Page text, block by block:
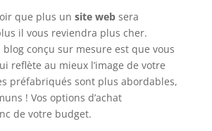
que plus un site websera
il vous reviendra plus cher.
blog conçu sur mesure est que vous
reflète au mieux l’image de votre
préfabriqués sont plus abordables,
! Vos options d’achat
de votre budget.